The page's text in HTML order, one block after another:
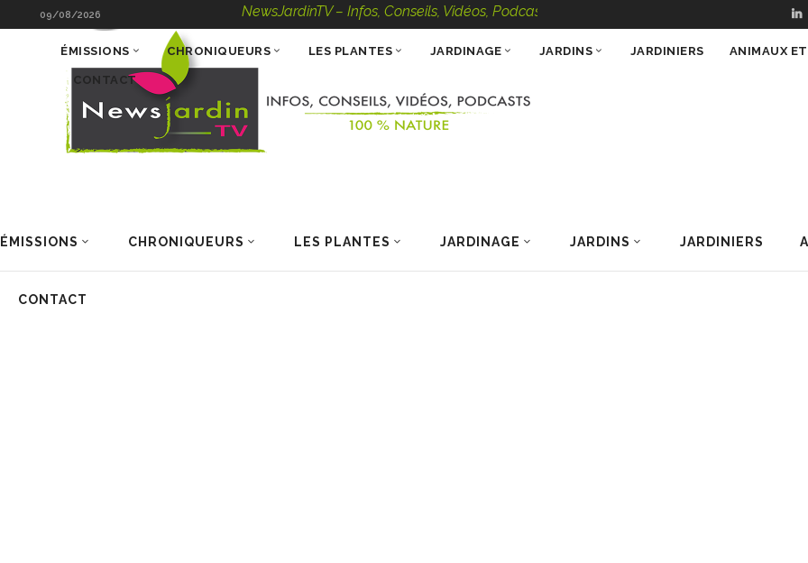
09/08/2026 NewsJardinTV – Infos, Conseils, Vidéos, Podcasts – 100 % Nature
ÉMISSIONS CHRONIQUEURS LES PLANTES JARDINAGE JARDINS JARDINIERS
CONTACT
ÉMISSIONS CHRONIQUEURS LES PLANTES JARDINAGE JARDINS JARDINIERS ANIMAUX
CONTACT